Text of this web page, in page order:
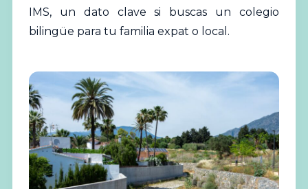
IMS, un dato clave si buscas un colegio
bilingüe para tu familia expat o local.